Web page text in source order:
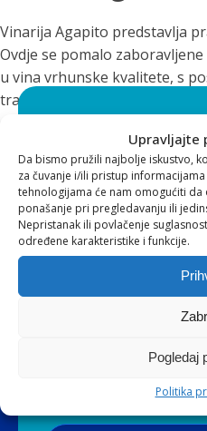
Upravljajte
Da bismo pružili najbolje iskustvo,
za čuvanje i/ili pristup
tehnologijama će nam omogućiti
ponašanje pri pregledavanju ili
Nepristanak ili povlačenje
određene karakteristike i funkcije.
Pogledaj
Politika
Vinarija Agapito predstavlja
Ovdje se pomalo
u vina vrhunske kvalitete, s
tradiciji i autentičnosti. Svako
Za svaku preporuku! 🥂
Svidjelo vam
zalažemo i
Pratite naš sadržaj
newslettera* te
pri kupnji!
*Ukoliko u bilo kojem
newsletter, pošaljite nam